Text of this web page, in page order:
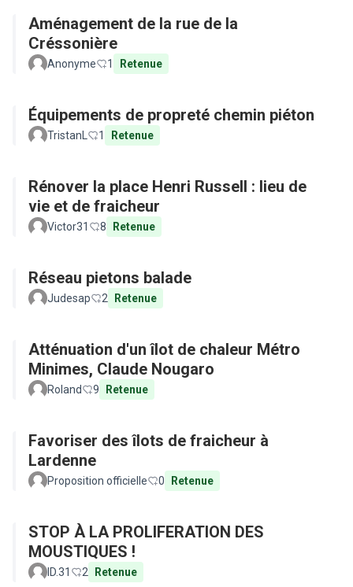
Aménagement de la rue de la
Créssonière
Anonyme 1 Retenue
Équipements de propreté chemin piéton
TristanL 1 Retenue
Rénover la place Henri Russell : lieu de
vie et de fraicheur
Victor31 8 Retenue
Réseau pietons balade
Judesap 2 Retenue
Atténuation d'un îlot de chaleur Métro
Minimes, Claude Nougaro
Roland 9 Retenue
Favoriser des îlots de fraicheur à
Lardenne
Proposition officielle 0 Retenue
STOP À LA PROLIFERATION DES
MOUSTIQUES !
ID.31 2 Retenue